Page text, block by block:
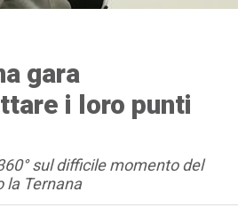
gara
i loro punti
sul difficile momento del
la Ternana